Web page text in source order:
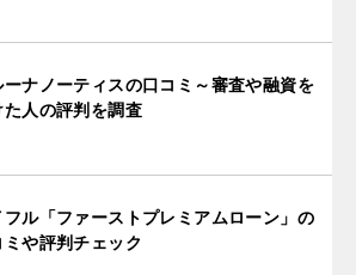
ーナノーティスの口コミ～審査や融資を
た人の評判を調査
フル「ファーストプレミアムローン」の
ミや評判チェック